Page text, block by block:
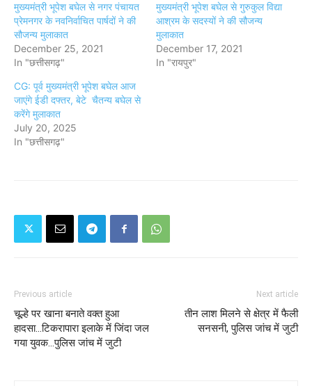
मुख्यमंत्री भूपेश बघेल से नगर पंचायत
प्रेमनगर के नवनिर्वाचित पार्षदों ने की
सौजन्य मुलाकात
December 25, 2021
In "छत्तीसगढ़"
मुख्यमंत्री भूपेश बघेल से गुरुकुल विद्या
आश्रम के सदस्यों ने की सौजन्य
मुलाकात
December 17, 2021
In "रायपुर"
CG: पूर्व मुख्यमंत्री भूपेश बघेल आज
जाएंगे ईडी दफ्तर, बेटे चैतन्य बघेल से
करेंगे मुलाकात
July 20, 2025
In "छत्तीसगढ़"
Previous article
चूल्हे पर खाना बनाते वक्त हुआ
हादसा...टिकरापारा इलाके में जिंदा जल
गया युवक...पुलिस जांच में जुटी
Next article
तीन लाश मिलने से क्षेत्र में फैली
सनसनी, पुलिस जांच में जुटी